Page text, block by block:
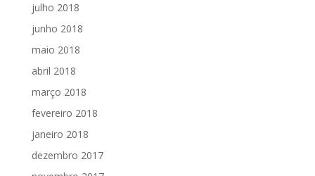
julho 2018
junho 2018
maio 2018
abril 2018
março 2018
fevereiro 2018
janeiro 2018
dezembro 2017